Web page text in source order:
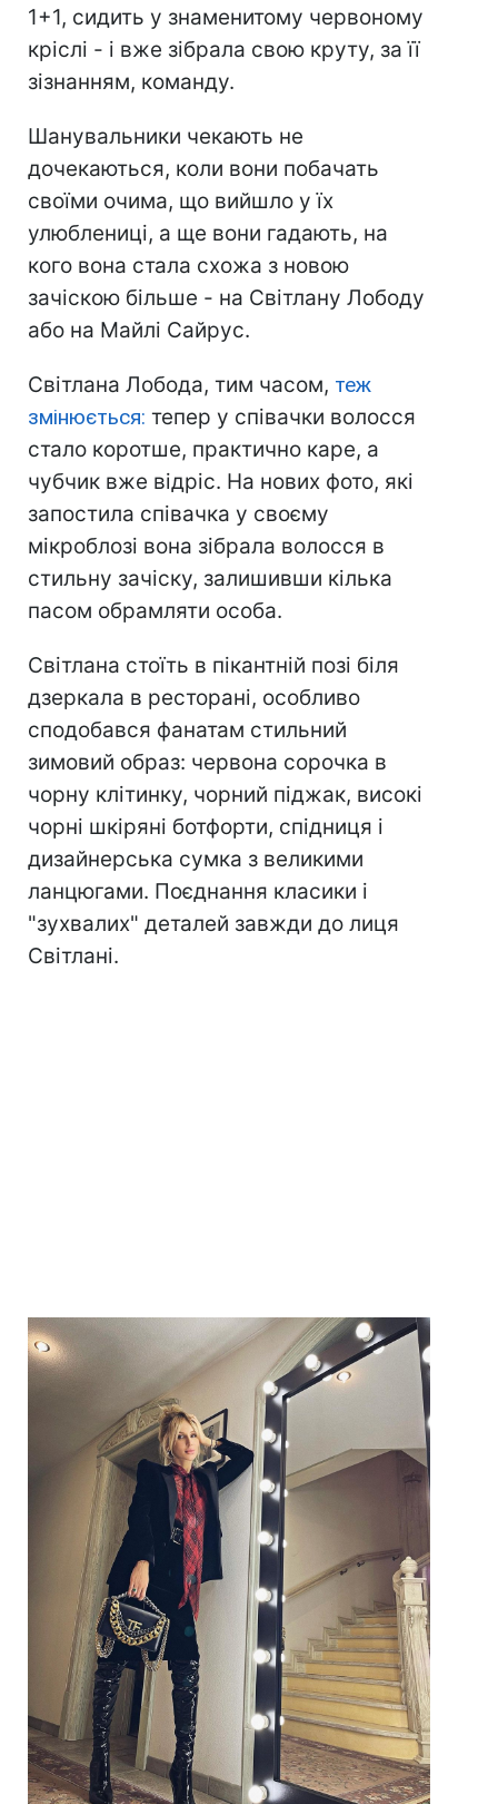
1+1, сидить у знаменитому червоному
кріслі - і вже зібрала свою круту, за її
зізнанням, команду.
Шанувальники чекають не
дочекаються, коли вони побачать
своїми очима, що вийшло у їх
улюблениці, а ще вони гадають, на
кого вона стала схожа з новою
зачіскою більше - на Світлану Лободу
або на Майлі Сайрус.
Світлана Лобода, тим часом, теж
змінюється: тепер у співачки волосся
стало коротше, практично каре, а
чубчик вже відріс. На нових фото, які
запостила співачка у своєму
мікроблозі вона зібрала волосся в
стильну зачіску, залишивши кілька
пасом обрамляти особа.
Світлана стоїть в пікантній позі біля
дзеркала в ресторані, особливо
сподобався фанатам стильний
зимовий образ: червона сорочка в
чорну клітинку, чорний піджак, високі
чорні шкіряні ботфорти, спідниця і
дизайнерська сумка з великими
ланцюгами. Поєднання класики і
"зухвалих" деталей завжди до лиця
Світлані.